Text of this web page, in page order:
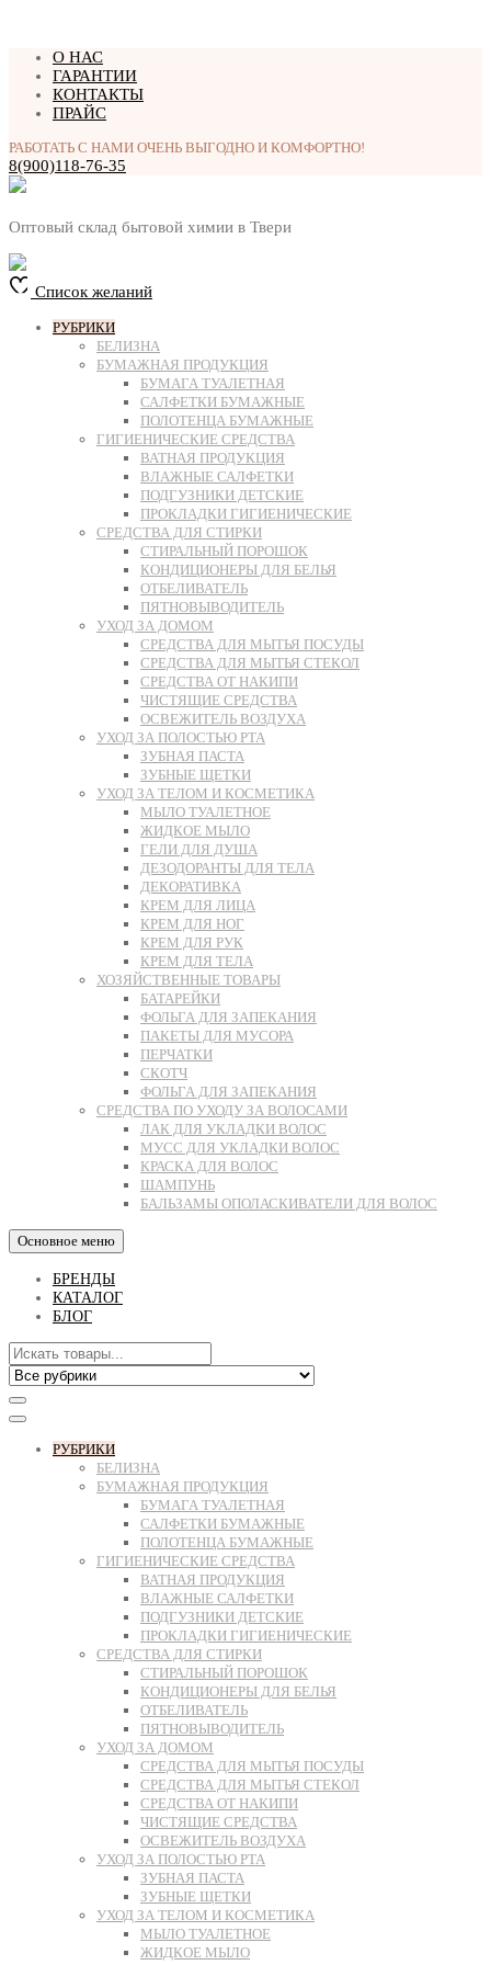
Перейти
содержимому
О НАС
ГАРАНТИИ
КОНТАКТЫ
ПРАЙС
РАБОТАТЬ С НАМИ ОЧЕНЬ ВЫГОДНО И КОМФОРТНО!
8(900)118-76-35
Оптовый склад бытовой химии в Твери
Список желаний
РУБРИКИ
БЕЛИЗНА
БУМАЖНАЯ ПРОДУКЦИЯ
БУМАГА ТУАЛЕТНАЯ
САЛФЕТКИ БУМАЖНЫЕ
ПОЛОТЕНЦА БУМАЖНЫЕ
ГИГИЕНИЧЕСКИЕ СРЕДСТВА
ВАТНАЯ ПРОДУКЦИЯ
ВЛАЖНЫЕ САЛФЕТКИ
ПОДГУЗНИКИ ДЕТСКИЕ
ПРОКЛАДКИ ГИГИЕНИЧЕСКИЕ
СРЕДСТВА ДЛЯ СТИРКИ
СТИРАЛЬНЫЙ ПОРОШОК
КОНДИЦИОНЕРЫ ДЛЯ БЕЛЬЯ
ОТБЕЛИВАТЕЛЬ
ПЯТНОВЫВОДИТЕЛЬ
УХОД ЗА ДОМОМ
СРЕДСТВА ДЛЯ МЫТЬЯ ПОСУДЫ
СРЕДСТВА ДЛЯ МЫТЬЯ СТЕКОЛ
СРЕДСТВА ОТ НАКИПИ
ЧИСТЯЩИЕ СРЕДСТВА
ОСВЕЖИТЕЛЬ ВОЗДУХА
УХОД ЗА ПОЛОСТЬЮ РТА
ЗУБНАЯ ПАСТА
ЗУБНЫЕ ЩЕТКИ
УХОД ЗА ТЕЛОМ И КОСМЕТИКА
МЫЛО ТУАЛЕТНОЕ
ЖИДКОЕ МЫЛО
ГЕЛИ ДЛЯ ДУША
ДЕЗОДОРАНТЫ ДЛЯ ТЕЛА
ДЕКОРАТИВКА
КРЕМ ДЛЯ ЛИЦА
КРЕМ ДЛЯ НОГ
КРЕМ ДЛЯ РУК
КРЕМ ДЛЯ ТЕЛА
ХОЗЯЙСТВЕННЫЕ ТОВАРЫ
БАТАРЕЙКИ
ФОЛЬГА ДЛЯ ЗАПЕКАНИЯ
ПАКЕТЫ ДЛЯ МУСОРА
ПЕРЧАТКИ
СКОТЧ
ФОЛЬГА ДЛЯ ЗАПЕКАНИЯ
СРЕДСТВА ПО УХОДУ ЗА ВОЛОСАМИ
ЛАК ДЛЯ УКЛАДКИ ВОЛОС
МУСС ДЛЯ УКЛАДКИ ВОЛОС
КРАСКА ДЛЯ ВОЛОС
ШАМПУНЬ
БАЛЬЗАМЫ ОПОЛАСКИВАТЕЛИ ДЛЯ ВОЛОС
Основное меню
БРЕНДЫ
КАТАЛОГ
БЛОГ
РУБРИКИ
БЕЛИЗНА
БУМАЖНАЯ ПРОДУКЦИЯ
БУМАГА ТУАЛЕТНАЯ
САЛФЕТКИ БУМАЖНЫЕ
ПОЛОТЕНЦА БУМАЖНЫЕ
ГИГИЕНИЧЕСКИЕ СРЕДСТВА
ВАТНАЯ ПРОДУКЦИЯ
ВЛАЖНЫЕ САЛФЕТКИ
ПОДГУЗНИКИ ДЕТСКИЕ
ПРОКЛАДКИ ГИГИЕНИЧЕСКИЕ
СРЕДСТВА ДЛЯ СТИРКИ
СТИРАЛЬНЫЙ ПОРОШОК
КОНДИЦИОНЕРЫ ДЛЯ БЕЛЬЯ
ОТБЕЛИВАТЕЛЬ
ПЯТНОВЫВОДИТЕЛЬ
УХОД ЗА ДОМОМ
СРЕДСТВА ДЛЯ МЫТЬЯ ПОСУДЫ
СРЕДСТВА ДЛЯ МЫТЬЯ СТЕКОЛ
СРЕДСТВА ОТ НАКИПИ
ЧИСТЯЩИЕ СРЕДСТВА
ОСВЕЖИТЕЛЬ ВОЗДУХА
УХОД ЗА ПОЛОСТЬЮ РТА
ЗУБНАЯ ПАСТА
ЗУБНЫЕ ЩЕТКИ
УХОД ЗА ТЕЛОМ И КОСМЕТИКА
МЫЛО ТУАЛЕТНОЕ
ЖИДКОЕ МЫЛО